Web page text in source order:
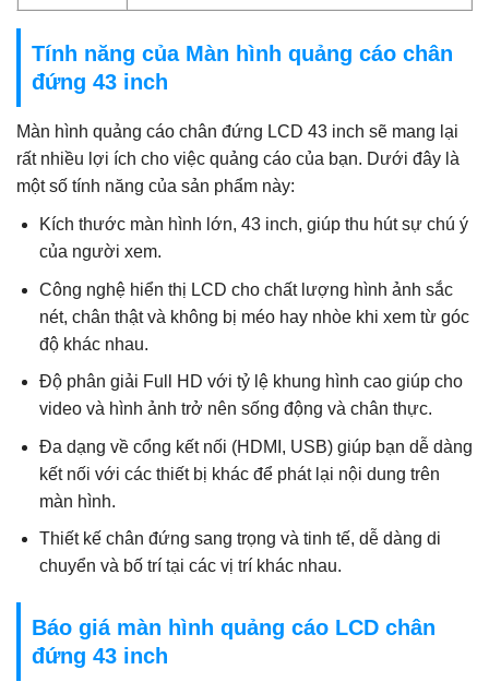
Tính năng của Màn hình quảng cáo chân
đứng 43 inch
Màn hình quảng cáo chân đứng LCD 43 inch sẽ mang lại
rất nhiều lợi ích cho việc quảng cáo của bạn. Dưới đây là
một số tính năng của sản phẩm này:
Kích thước màn hình lớn, 43 inch, giúp thu hút sự chú ý
của người xem.
Công nghệ hiển thị LCD cho chất lượng hình ảnh sắc
nét, chân thật và không bị méo hay nhòe khi xem từ góc
độ khác nhau.
Độ phân giải Full HD với tỷ lệ khung hình cao giúp cho
video và hình ảnh trở nên sống động và chân thực.
Đa dạng về cổng kết nối (HDMI, USB) giúp bạn dễ dàng
kết nối với các thiết bị khác để phát lại nội dung trên
màn hình.
Thiết kế chân đứng sang trọng và tinh tế, dễ dàng di
chuyển và bố trí tại các vị trí khác nhau.
Báo giá màn hình quảng cáo LCD chân
đứng 43 inch